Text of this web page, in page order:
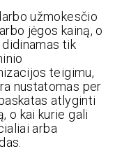
užmokesčio
jėgos kainą, o
tik
teigimu,
nustatomas per
atlyginti
o kai kurie gali
arba